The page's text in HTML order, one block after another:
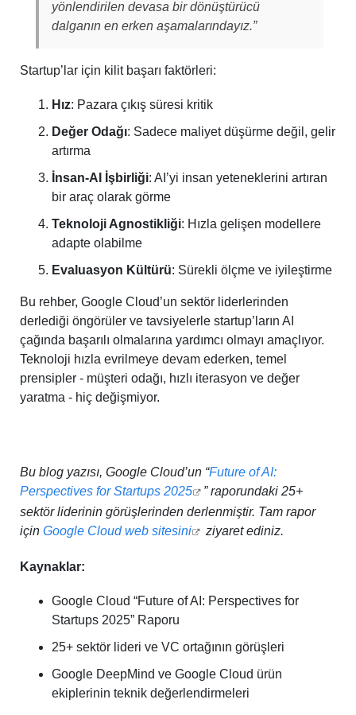
yönlendirilen devasa bir dönüştürücü
dalganın en erken aşamalarındayız.”
Startup’lar için kilit başarı faktörleri:
Hız: Pazara çıkış süresi kritik
Değer Odağı: Sadece maliyet düşürme değil, gelir
artırma
İnsan-AI İşbirliği: AI’yi insan yeteneklerini artıran
bir araç olarak görme
Teknoloji Agnostikliği: Hızla gelişen modellere
adapte olabilme
Evaluasyon Kültürü: Sürekli ölçme ve iyileştirme
Bu rehber, Google Cloud’un sektör liderlerinden
derlediği öngörüler ve tavsiyelerle startup’ların AI
çağında başarılı olmalarına yardımcı olmayı amaçlıyor.
Teknoloji hızla evrilmeye devam ederken, temel
prensipler - müşteri odağı, hızlı iterasyon ve değer
yaratma - hiç değişmiyor.
Bu blog yazısı, Google Cloud’un “Future of AI:
Perspectives for Startups 2025
” raporundaki 25+
sektör liderinin görüşlerinden derlenmiştir. Tam rapor
için Google Cloud web sitesini ziyaret ediniz.
Kaynaklar:
Google Cloud “Future of AI: Perspectives for
Startups 2025” Raporu
25+ sektör lideri ve VC ortağının görüşleri
Google DeepMind ve Google Cloud ürün
ekiplerinin teknik değerlendirmeleri